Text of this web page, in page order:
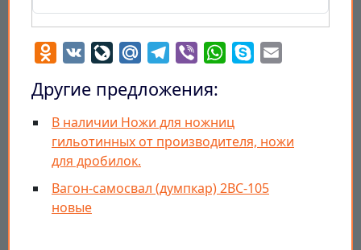
Odnoklassniki
VK LiveJournal
Mail.RuTelegram
Viber WhatsApp
Skype
Другие предложения:
В наличии Ножи для ножниц
гильотинных от производителя, ножи
для дробилок.
Вагон-самосвал (думпкар) 2ВС-105
новые